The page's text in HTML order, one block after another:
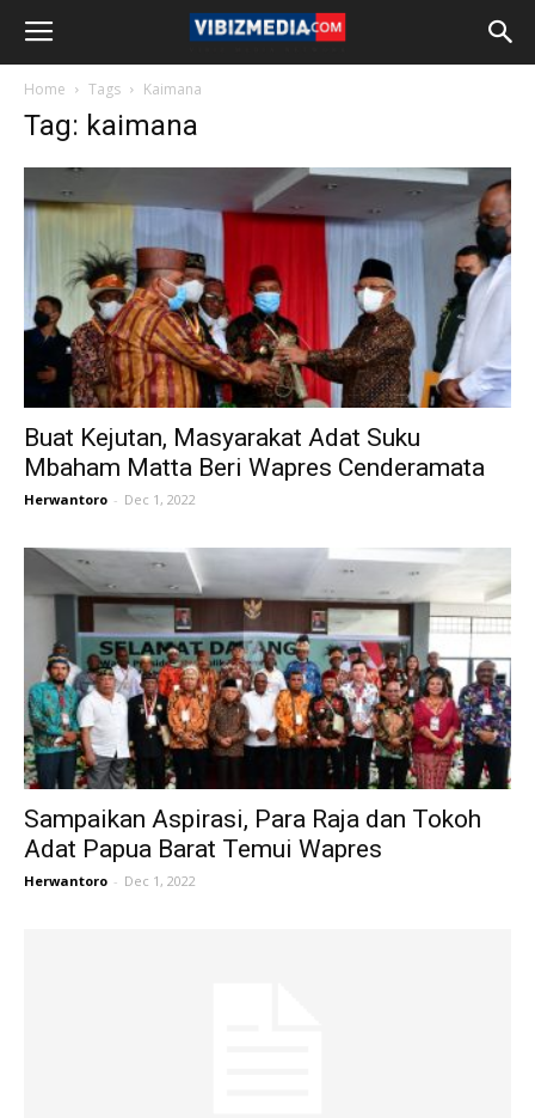
Home Tags Kaimana
Tag: kaimana
Buat Kejutan, Masyarakat Adat Suku
Mbaham Matta Beri Wapres Cenderamata
Herwantoro - Dec 1, 2022
Sampaikan Aspirasi, Para Raja dan Tokoh
Adat Papua Barat Temui Wapres
Herwantoro - Dec 1, 2022